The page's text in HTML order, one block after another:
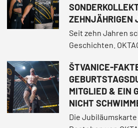
Fleury spektakulär
ZEHNJÄHRIGEN
Seit zehn Jahren
Geschichten.
Kämpfe und
Angst ins Auge
ŠTVANICE-
MITGLIED & EIN
NICHT
Die